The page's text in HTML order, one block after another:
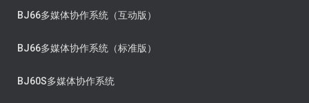
BJ66多媒体协作系统（互动版）
BJ66多媒体协作系统（标准版）
BJ60S多媒体协作系统